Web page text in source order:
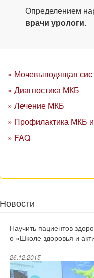
Определением
врачи урологи.
» Мочевыводящая
» Диагностика МКБ
» Лечение МКБ
» Профилактика МКБ
» FAQ
Новости
Научить пациентов
о «Школе здоровья и
26.12.2015